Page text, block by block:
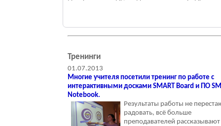
Тренинги
01.07.2013
Многие учителя посетили тренинг по работе с
интерактивными досками SMART Board и ПО
Notebook.
Результаты работы не
радовать, всё больше
преподавателей